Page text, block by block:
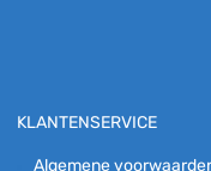
KLANTENSERVICE
Algemene